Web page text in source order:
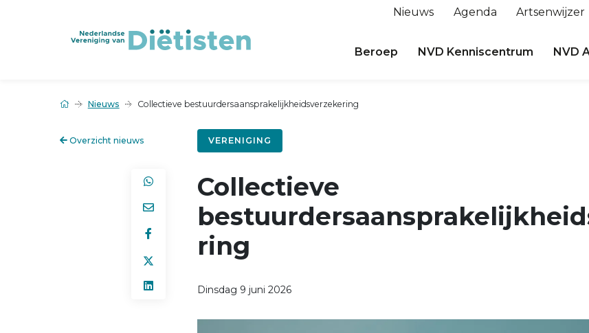
Nieuws Agenda Artsenwijzer
Beroep NVD Kenniscentrum NVD
Nieuws Collectieve bestuurdersaansprakelijkheidsverzekering
Overzicht nieuws VERENIGING
Collectieve
ring
Dinsdag 9 juni 2026